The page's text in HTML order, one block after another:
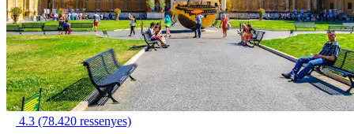
4.3 (78.420 ressenyes)